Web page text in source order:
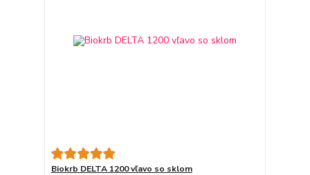
Biokrb DELTA 1200 vľavo so sklom